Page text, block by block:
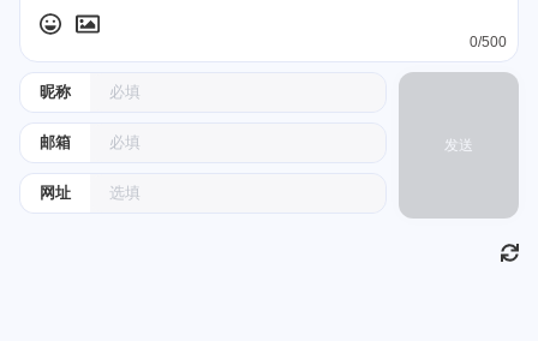
昵称
邮箱
网址
0/500
发送